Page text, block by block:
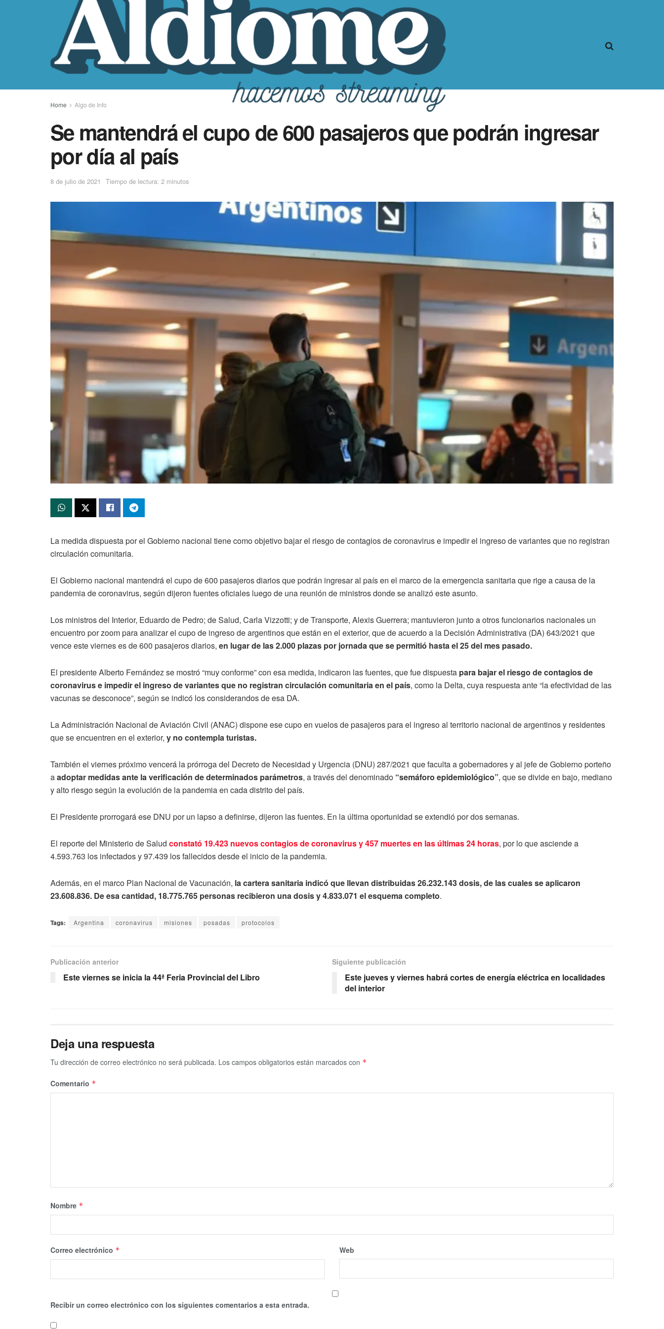
Home Algo de Info
Se mantendrá el cupo de 600 pasajeros que podrán ingresar
por día al país
8 de julio de 2021 Tiempo de lectura: 2 minutos
La medida dispuesta por el Gobierno nacional tiene como objetivo bajar el riesgo de contagios de coronavirus e impedir el ingreso de variantes que no registran
circulación comunitaria.
El Gobierno nacional mantendrá el cupo de 600 pasajeros diarios que podrán ingresar al país en el marco de la emergencia sanitaria que rige a causa de la
pandemia de coronavirus, según dijeron fuentes oficiales luego de una reunión de ministros donde se analizó este asunto.
Los ministros del Interior, Eduardo de Pedro; de Salud, Carla Vizzotti; y de Transporte, Alexis Guerrera; mantuvieron junto a otros funcionarios nacionales un
encuentro por zoom para analizar el cupo de ingreso de argentinos que están en el exterior, que de acuerdo a la Decisión Administrativa (DA) 643/2021 que
vence este viernes es de 600 pasajeros diarios, en lugar de las 2.000 plazas por jornada que se permitió hasta el 25 del mes pasado.
El presidente Alberto Fernández se mostró “muy conforme” con esa medida, indicaron las fuentes, que fue dispuesta para bajar el riesgo de contagios de
coronavirus e impedir el ingreso de variantes que no registran circulación comunitaria en el país, como la Delta, cuya respuesta ante “la efectividad de las
vacunas se desconoce”, según se indicó los considerandos de esa DA.
La Administración Nacional de Aviación Civil (ANAC) dispone ese cupo en vuelos de pasajeros para el ingreso al territorio nacional de argentinos y residentes
que se encuentren en el exterior, y no contempla turistas.
También el viernes próximo vencerá la prórroga del Decreto de Necesidad y Urgencia (DNU) 287/2021 que faculta a gobernadores y al jefe de Gobierno porteño
aadoptar medidas ante la verificación de determinados parámetros, a través del denominado “semáforo epidemiológico”, que se divide en bajo, mediano
y alto riesgo según la evolución de la pandemia en cada distrito del país.
El Presidente prorrogará ese DNU por un lapso a definirse, dijeron las fuentes. En la última oportunidad se extendió por dos semanas.
El reporte del Ministerio de Salud constató 19.423 nuevos contagios de coronavirus y 457 muertes en las últimas 24 horas, por lo que asciende a
4.593.763 los infectados y 97.439 los fallecidos desde el inicio de la pandemia.
Además, en el marco Plan Nacional de Vacunación, la cartera sanitaria indicó que llevan distribuidas 26.232.143 dosis, de las cuales se aplicaron
23.608.836. De esa cantidad, 18.775.765 personas recibieron una dosis y 4.833.071 el esquema completo.
Tags: Argentina coronavirus misiones posadas protocolos
Publicación anterior
Este viernes se inicia la 44ª Feria Provincial del Libro
Siguiente publicación
Este jueves y viernes habrá cortes de energía eléctrica en localidades
del interior
Deja una respuesta
Tu dirección de correo electrónico no será publicada. Los campos obligatorios están marcados con *
Comentario *
Nombre *
Correo electrónico * Web
Recibir un correo electrónico con los siguientes comentarios a esta entrada.